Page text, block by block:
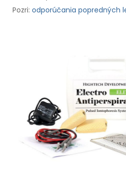
Pozri: odporúčania popredných